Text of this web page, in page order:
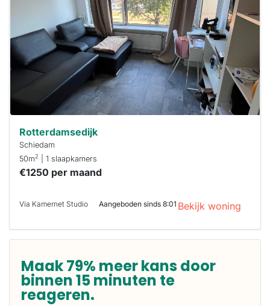
minuten
reageren.
Stekkies helpt
je hierbij!
Rotterdamsedijk
Schiedam
50m2 | 1 slaapkamers
€1250 per maand
Via Kamernet Studio Aangeboden sinds 8:01 Bekijk woning
Maak 79% meer kans door
binnen 15 minuten te
reageren.